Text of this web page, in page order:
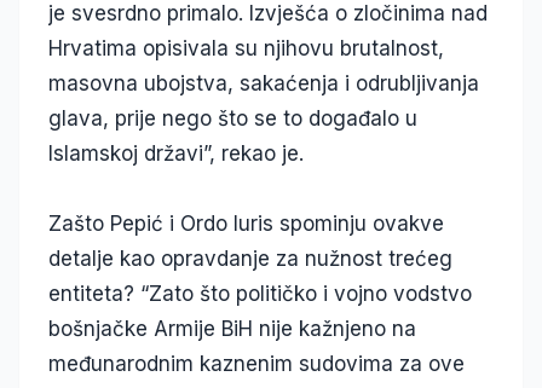
je svesrdno primalo. Izvješća o zločinima nad
Hrvatima opisivala su njihovu brutalnost,
masovna ubojstva, sakaćenja i odrubljivanja
glava, prije nego što se to događalo u
Islamskoj državi”, rekao je.
Zašto Pepić i Ordo Iuris spominju ovakve
detalje kao opravdanje za nužnost trećeg
entiteta? “Zato što političko i vojno vodstvo
bošnjačke Armije BiH nije kažnjeno na
međunarodnim kaznenim sudovima za ove